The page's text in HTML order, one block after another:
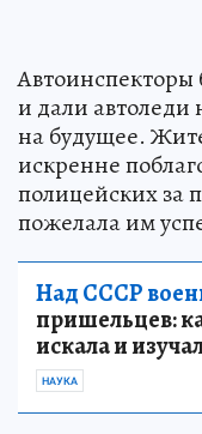
Автоинспекторы
и дали автоледи
на будущее.
искренне
полицейских за
пожелала им
Над СССР
пришельцев:
искала и
НАУКА